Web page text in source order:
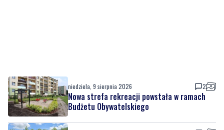
niedziela, 9 sierpnia 2026 2
Nowa strefa rekreacji powstała w ramach
Budżetu Obywatelskiego